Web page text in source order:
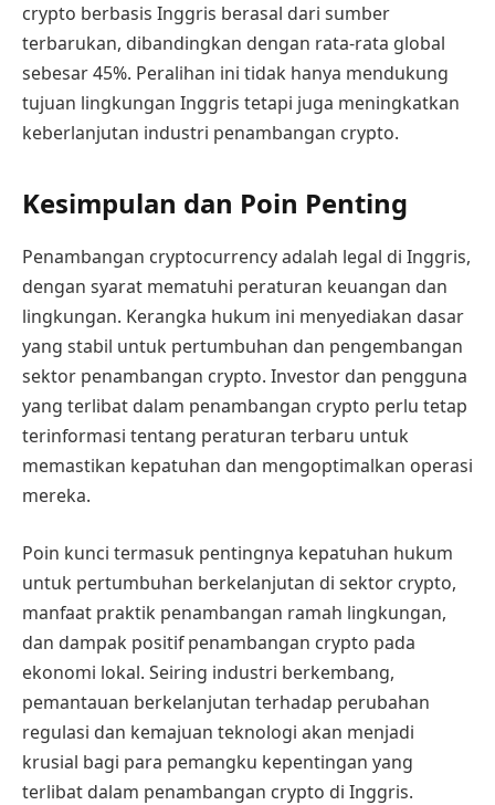
crypto berbasis Inggris berasal dari sumber
terbarukan, dibandingkan dengan rata-rata global
sebesar 45%. Peralihan ini tidak hanya mendukung
tujuan lingkungan Inggris tetapi juga meningkatkan
keberlanjutan industri penambangan crypto.
Kesimpulan dan Poin Penting
Penambangan cryptocurrency adalah legal di Inggris,
dengan syarat mematuhi peraturan keuangan dan
lingkungan. Kerangka hukum ini menyediakan dasar
yang stabil untuk pertumbuhan dan pengembangan
sektor penambangan crypto. Investor dan pengguna
yang terlibat dalam penambangan crypto perlu tetap
terinformasi tentang peraturan terbaru untuk
memastikan kepatuhan dan mengoptimalkan operasi
mereka.
Poin kunci termasuk pentingnya kepatuhan hukum
untuk pertumbuhan berkelanjutan di sektor crypto,
manfaat praktik penambangan ramah lingkungan,
dan dampak positif penambangan crypto pada
ekonomi lokal. Seiring industri berkembang,
pemantauan berkelanjutan terhadap perubahan
regulasi dan kemajuan teknologi akan menjadi
krusial bagi para pemangku kepentingan yang
terlibat dalam penambangan crypto di Inggris.